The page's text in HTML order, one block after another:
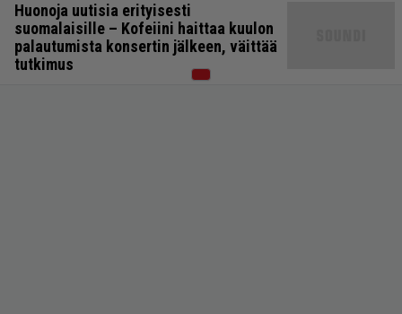
Huonoja uutisia erityisesti
suomalaisille – Kofeiini haittaa kuulon
palautumista konsertin jälkeen, väittää
tutkimus